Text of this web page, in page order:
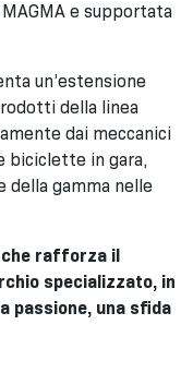
e supportata
un’estensione
della linea
dai meccanici
biciclette in gara,
della gamma nelle
che rafforza il
specializzato, in
passione, una sfida